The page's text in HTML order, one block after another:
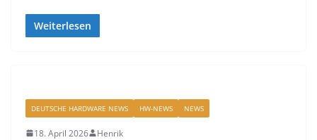
Weiterlesen
DEUTSCHE HARDWARE NEWS HW-NEWS NEWS
18. April 2026 Henrik